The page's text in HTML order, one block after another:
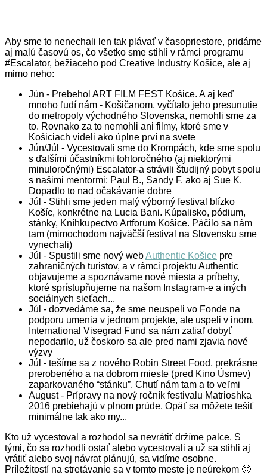
Aby sme to nenechali len tak plávať v časopriestore, pridáme
aj malú časovú os, čo všetko sme stihli v rámci programu
#Escalator, bežiaceho pod Creative Industry Košice, ale aj
mimo neho:
Jún - Prebehol ART FILM FEST Košice. A aj keď
mnoho ľudí nám - Košičanom, vyčítalo jeho presunutie
do metropoly východného Slovenska, nemohli sme za
to. Rovnako za to nemohli ani filmy, ktoré sme v
Košiciach videli ako úplne prví na svete
Jún/Júl - Vycestovali sme do Krompách, kde sme spolu
s ďalšími účastníkmi tohtoročného (aj niektorými
minuloročnými) Escalator-a strávili študijný pobyt spolu
s našimi mentormi: Paul B., Sandy F. ako aj Sue K.
Dopadlo to nad očakávanie dobre
Júl - Stihli sme jeden malý výborný festival blízko
Košíc, konkrétne na Lucia Bani. Kúpalisko, pódium,
stánky, Kníhkupectvo Artforum Košice. Páčilo sa nám
tam (mimochodom najväčší festival na Slovensku sme
vynechali)
Júl - Spustili sme nový webAuthentic Košice pre
zahraničných turistov, a v rámci projektu Authentic
objavujeme a spoznávame nové miesta a príbehy,
ktoré sprístupňujeme na našom Instagram-e a iných
sociálnych sieťach...
Júl - dozvedáme sa, že sme neuspeli vo Fonde na
podporu umenia v jednom projekte, ale uspeli v inom.
International Visegrad Fund sa nám zatiaľ dobyť
nepodarilo, už čoskoro sa ale pred nami zjavia nové
výzvy
Júl - tešíme sa z nového Robin Street Food, prekrásne
prerobeného a na dobrom mieste (pred Kino Úsmev)
zaparkovaného “stánku”. Chutí nám tam a to veľmi
August- Prípravy na nový ročník festivalu Matrioshka
2016 prebiehajú v plnom prúde. Opäť sa môžete tešiť
minimálne tak ako my...
Kto už vycestoval a rozhodol sa nevrátiť držíme palce. S
tými, čo sa rozhodli ostať alebo vycestovali a už sa stihli aj
vrátiť alebo svoj návrat plánujú, sa vidíme osobne.
Príležitostí na stretávanie sa v tomto meste je neúrekom 🙂